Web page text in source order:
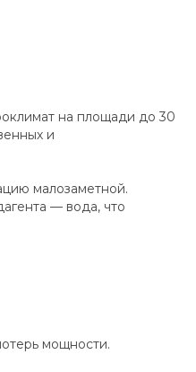
на площади до 30
и
малозаметной.
— вода, что
мощности.